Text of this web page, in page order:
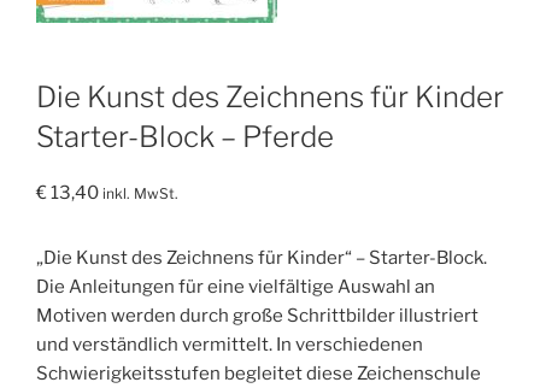
Die Kunst des Zeichnens für Kinder
Starter-Block – Pferde
€13,40 inkl. MwSt.
„Die Kunst des Zeichnens für Kinder“ – Starter-Block.
Die Anleitungen für eine vielfältige Auswahl an
Motiven werden durch große Schrittbilder illustriert
und verständlich vermittelt. In verschiedenen
Schwierigkeitsstufen begleitet diese Zeichenschule